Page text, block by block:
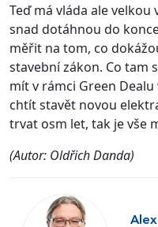
Teď má vláda ale
snad dotáhnou do
měřit na tom, co
stavební zákon. Co tam
mít v rámci Green
chtít stavět novou
trvat osm let, tak je vše
(Autor: Oldřich Danda)